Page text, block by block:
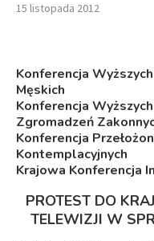
15 listopada 2012
Konferencja
Męskich
Konferencja
Zgromadzeń
Konferencja
Kontemplacyjnych
Krajowa Konferencja
PROTEST DO
TELEWIZJI W